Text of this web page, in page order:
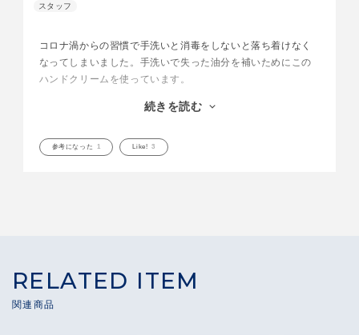
コロナ渦からの習慣で手洗いと消毒をしないと落ち着けなく
なってしまいました。手洗いで失った油分を補いためにこの
ハンドクリームを使っています。
スが絶妙で使った直後でもベトベトせずに作業ができるので
続きを読む
参考になった 1 Like! 3
RELATED ITEM